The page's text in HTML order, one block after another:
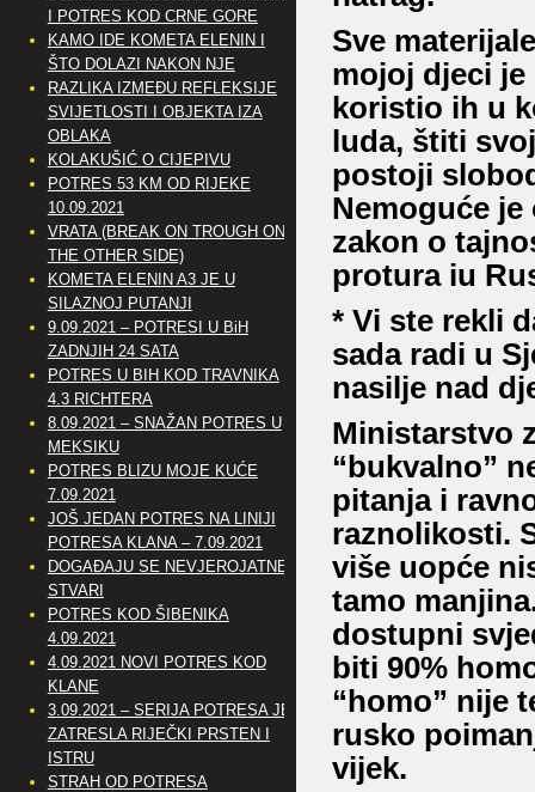
Sve
mojoj djeci
koristio ih u
luda, štiti
postoji
Nemoguće
zakon o
protura iu
* Vi ste rekli
sada radi u
nasilje nad
Ministarstvo
“bukvalno”
pitanja i
raznolikosti.
više uopće
tamo
dostupni
biti 90%
“homo” nije
rusko
vijek.
I POTRES KOD CRNE GORE
KAMO IDE KOMETA ELENIN I
ŠTO DOLAZI NAKON NJE
RAZLIKA IZMEĐU REFLEKSIJE
SVIJETLOSTI I OBJEKTA IZA
OBLAKA
KOLAKUŠIĆ O CIJEPIVU
POTRES 53 KM OD RIJEKE
10.09.2021
VRATA (BREAK ON TROUGH ON
THE OTHER SIDE)
KOMETA ELENIN A3 JE U
SILAZNOJ PUTANJI
9.09.2021 – POTRESI U BiH
ZADNJIH 24 SATA
POTRES U BIH KOD TRAVNIKA
4.3 RICHTERA
8.09.2021 – SNAŽAN POTRES U
MEKSIKU
POTRES BLIZU MOJE KUĆE
7.09.2021
JOŠ JEDAN POTRES NA LINIJI
POTRESA KLANA – 7.09.2021
DOGAĐAJU SE NEVJEROJATNE
STVARI
POTRES KOD ŠIBENIKA
4.09.2021
4.09.2021 NOVI POTRES KOD
KLANE
3.09.2021 – SERIJA POTRESA JE
ZATRESLA RIJEČKI PRSTEN I
ISTRU
STRAH OD POTRESA